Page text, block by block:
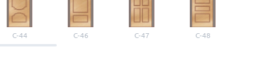
С-44 С-46 С-47 С-48